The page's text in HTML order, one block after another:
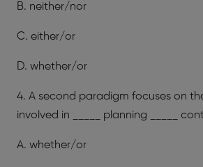
B. neither/nor
C. either/or
D. whether/or
4. A second paradigm focuses on
involved in _____ planning _____
A. whether/or